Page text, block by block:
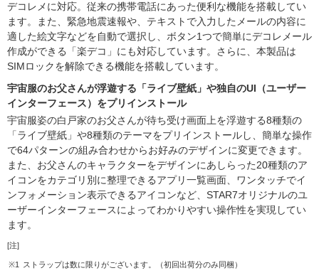
デコレメに対応。従来の携帯電話にあった便利な機能を搭載してい
ます。また、緊急地震速報や、テキストで入力したメールの内容に
適した絵文字などを自動で選択し、ボタン1つで簡単にデコレメール
作成ができる「楽デコ」にも対応しています。さらに、本製品は
SIMロックを解除できる機能を搭載しています。
宇宙服のお父さんが浮遊する「ライブ壁紙」や独自のUI（ユーザー
インターフェース）をプリインストール
宇宙服姿の白戸家のお父さんが待ち受け画面上を浮遊する8種類の
「ライブ壁紙」や8種類のテーマをプリインストールし、簡単な操作
で64パターンの組み合わせからお好みのデザインに変更できます。
また、お父さんのキャラクターをデザインにあしらった20種類のア
イコンをカテゴリ別に整理できるアプリ一覧画面、ワンタッチでイ
ンフォメーション表示できるアイコンなど、STAR7オリジナルのユ
ーザーインターフェースによってわかりやすい操作性を実現してい
ます。
[注]
※1
ストラップは数に限りがございます。（初回出荷分のみ同梱）